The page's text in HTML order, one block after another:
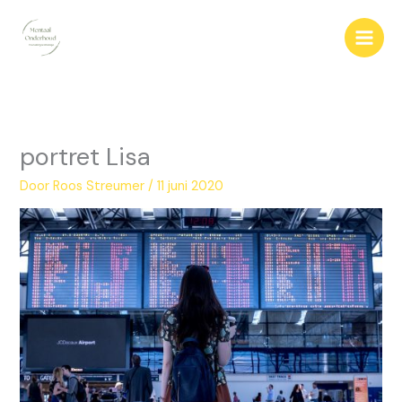
naar
portret Lisa
DoorRoos Streumer/11 juni 2020